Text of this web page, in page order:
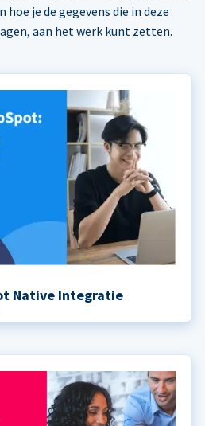
je de gegevens die in deze
aan het werk kunt zetten.
Native Integratie